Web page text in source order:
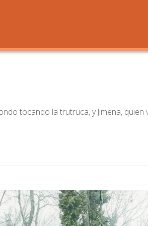
tocando la trutruca, y Jimena,